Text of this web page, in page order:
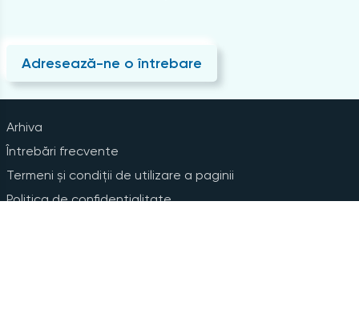
Adresează-ne o întrebare
Arhiva
Întrebări frecvente
Termeni și condiții de utilizare a paginii
Politica de confidențialitate